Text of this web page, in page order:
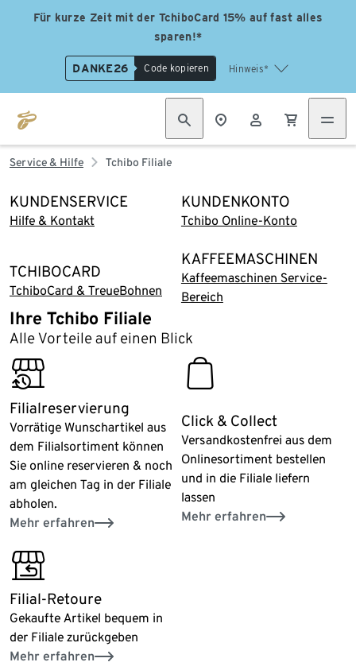
Für kurze Zeit mit der TchiboCard 15% auf fast alles
sparen!*
DANKE26 Code kopieren Hinweis*
Service & Hilfe Tchibo Filiale
KUNDENSERVICE
Hilfe & Kontakt
KUNDENKONTO
Tchibo Online-Konto
TCHIBOCARD
TchiboCard & TreueBohnen
KAFFEEMASCHINEN
Kaffeemaschinen Service-
Bereich
Ihre Tchibo Filiale
Alle Vorteile auf einen Blick
click_reserve_store
Filialreservierung
Vorrätige Wunschartikel aus
dem Filialsortiment können
Sie online reservieren & noch
am gleichen Tag in der Filiale
abholen.
Mehr erfahren
quickbuy
Click & Collect
Versandkostenfrei aus dem
Onlinesortiment bestellen
und in die Filiale liefern
lassen
Mehr erfahren
store_return
Filial-Retoure
Gekaufte Artikel bequem in
der Filiale zurückgeben
Mehr erfahren